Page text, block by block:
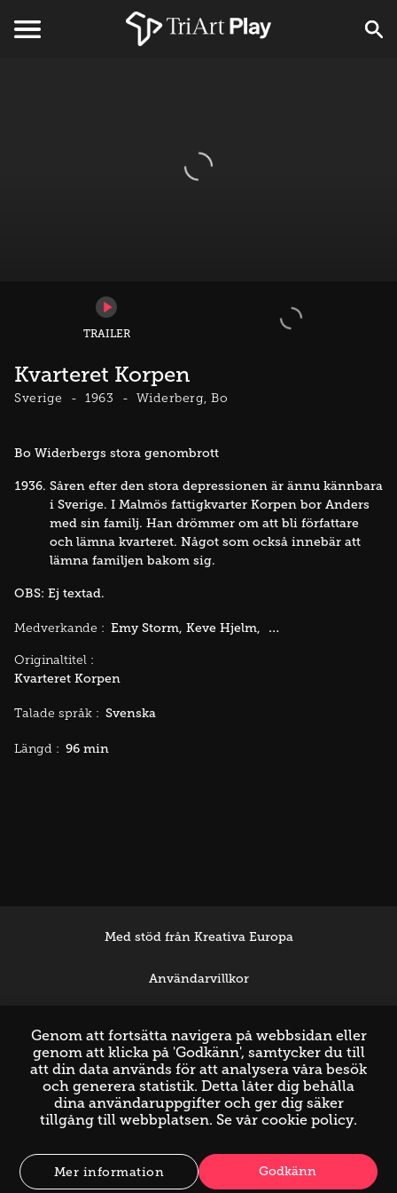
TRAILER
Kvarteret Korpen
Sverige 1963 Widerberg, Bo
Bo Widerbergs stora genombrott
Såren efter den stora depressionen är ännu kännbara
i Sverige. I Malmös fattigkvarter Korpen bor Anders
med sin familj. Han drömmer om att bli författare
och lämna kvarteret. Något som också innebär att
lämna familjen bakom sig.
OBS: Ej textad.
Medverkande : Emy Storm Keve Hjelm Thommy Berggren
Originaltitel :
Kvarteret Korpen
Talade språk : Svenska
Längd : 96 min
Med stöd från Kreativa Europa
Användarvillkor
Genom att fortsätta navigera på webbsidan eller
genom att klicka på 'Godkänn', samtycker du till
att din data används för att analysera våra besök
och generera statistik. Detta låter dig behålla
dina användaruppgifter och ger dig säker
tillgång till webbplatsen. Se vår cookie policy.
Godkänn
Mer information